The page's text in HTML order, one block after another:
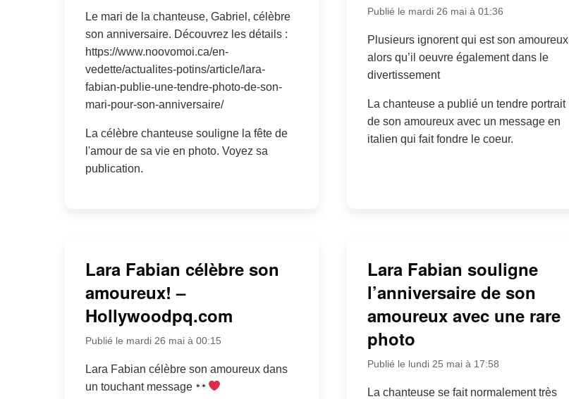
Le mari de la chanteuse, Gabriel, célèbre
son anniversaire. Découvrez les détails :
https://www.noovomoi.ca/en-
vedette/actualites-potins/article/lara-
fabian-publie-une-tendre-photo-de-son-
mari-pour-son-anniversaire/
La célèbre chanteuse souligne la fête de
l'amour de sa vie en photo. Voyez sa
publication.
Publié le mardi 26 mai à 01:36
Plusieurs ignorent qui est son amoureux
alors qu’il oeuvre également dans le
divertissement
La chanteuse a publié un tendre portrait
de son amoureux avec un message en
italien qui fait fondre le coeur.
Lara Fabian célèbre son
amoureux! –
Hollywoodpq.com
Publié le mardi 26 mai à 00:15
Lara Fabian célèbre son amoureux dans
un touchant message
Lara Fabian souligne
l’anniversaire de son
amoureux avec une rare
photo
Publié le lundi 25 mai à 17:58
La chanteuse se fait normalement très